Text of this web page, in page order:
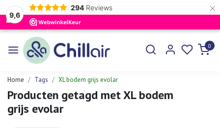
9,6
294 Reviews ×
0
Home Tags XL bodem grijs evolar
Producten getagd met XL bodem
grijs evolar